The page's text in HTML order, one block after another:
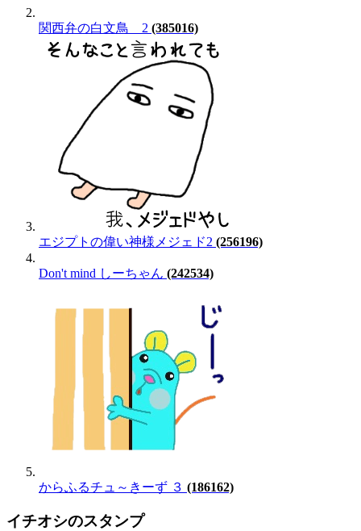
関西弁の白文鳥 2 (385016)
エジプトの偉い神様メジェド2 (256196)
Don't mind しーちゃん (242534)
からふるチュ～きーず ３ (186162)
イチオシのスタンプ